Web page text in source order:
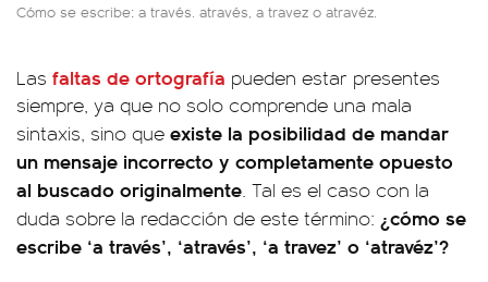
Cómo se escribe: a través. através, a travez o atravéz.
Las faltas de ortografía pueden estar presentes
siempre, ya que no solo comprende una mala
sintaxis, sino que existe la posibilidad de mandar
un mensaje incorrecto y completamente opuesto
al buscado originalmente. Tal es el caso con la
duda sobre la redacción de este término: ¿cómo se
escribe ‘a través’, ‘através’, ‘a travez’ o ‘atravéz’?